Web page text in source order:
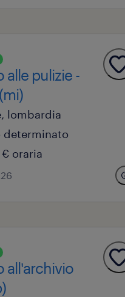
alle pulizie -
lombardia
determinato
oraria
all'archivio